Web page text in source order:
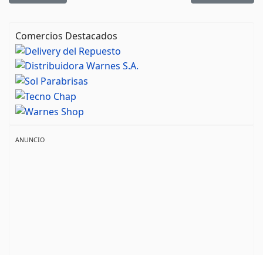
Comercios Destacados
ANUNCIO